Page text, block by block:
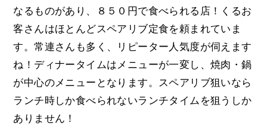
なるものがあり、８５０円で食べられる店！くるお
客さんはほとんどスペアリブ定食を頼まれていま
す。常連さんも多く、リピーター人気度が伺えます
ね！ディナータイムはメニューが一変し、焼肉・鍋
が中心のメニューとなります。スペアリブ狙いなら
ランチ時しか食べられないランチタイムを狙うしか
ありません！